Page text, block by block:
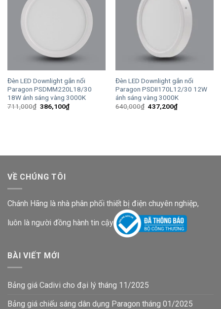
Đèn LED Downlight gắn nổi
Paragon PSDMM220L18/30
18W ánh sáng vàng 3000K
711,000₫ Giá
386,100₫Giá
hiện
Đèn LED Downlight gắn nổi
Paragon PSDII170L12/30 12W
ánh sáng vàng 3000K
640,000₫ Giá
437,200₫Giá
hiện
VỀ CHÚNG TÔI
Chánh Hãng là nhà phân phối thiết bị điện chuyên nghiệp,
luôn là người đồng hành tin cậy
BÀI VIẾT MỚI
Bảng giá Cadivi cho đại lý tháng 11/2025
Bảng giá chiếu sáng dân dụng Paragon tháng 01/2025